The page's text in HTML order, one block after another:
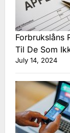
Forbrukslåns
Til De Som
July 14, 2024